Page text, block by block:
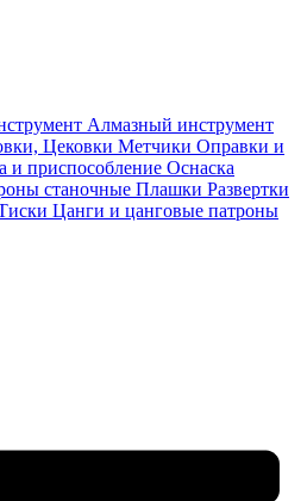
Алмазный инструмент
Цековки Метчики Оправки и
и приспособление Оснаска
станочные Плашки Развертки
Цанги и цанговые патроны